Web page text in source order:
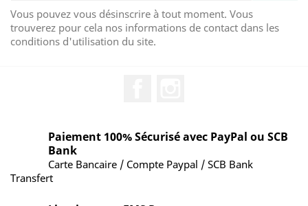
Vous pouvez vous désinscrire à tout moment. Vous
trouverez pour cela nos informations de contact dans les
conditions d'utilisation du site.
Paiement 100% Sécurisé avec PayPal ou SCB
Bank
Carte Bancaire / Compte Paypal / SCB Bank
Transfert